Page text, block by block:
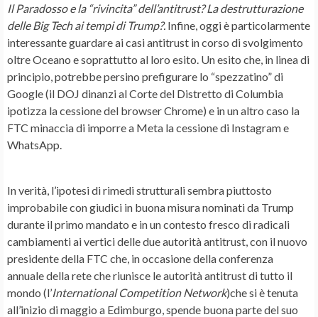
Il Paradosso e la “rivincita” dell’antitrust? La destrutturazione
delle Big Tech ai tempi di Trump?. Infine, oggi è particolarmente
interessante guardare ai casi antitrust in corso di svolgimento
oltre Oceano e soprattutto al loro esito. Un esito che, in linea di
principio, potrebbe persino prefigurare lo “spezzatino” di
Google (il DOJ dinanzi al Corte del Distretto di Columbia
ipotizza la cessione del browser Chrome) e in un altro caso la
FTC minaccia di imporre a Meta la cessione di Instagram e
WhatsApp.
In verità, l’ipotesi di rimedi strutturali sembra piuttosto
improbabile con giudici in buona misura nominati da Trump
durante il primo mandato e in un contesto fresco di radicali
cambiamenti ai vertici delle due autorità antitrust, con il nuovo
presidente della FTC che, in occasione della conferenza
annuale della rete che riunisce le autorità antitrust di tutto il
mondo (l’International Competition Network)che si è tenuta
all’inizio di maggio a Edimburgo, spende buona parte del suo